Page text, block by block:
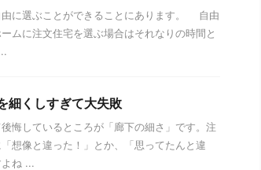
に選ぶことができることにあります。 自由
ムに注文住宅を選ぶ場合はそれなりの時間と
細くしすぎて大失敗
悔しているところが「廊下の細さ」です。注
想像と違った！」とか、「思ってたんと違
ね ...